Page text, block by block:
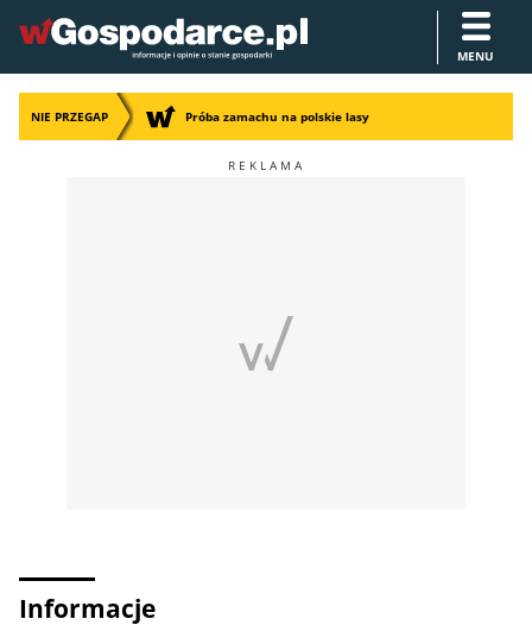
MENU
NIE PRZEGAP Próba zamachu na polskie lasy
Informacje